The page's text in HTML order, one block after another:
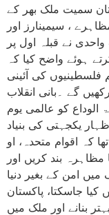
سمیت ملک بھر کے
، سیمینارز اور
نے قبلہ اول پر
ہوئے واضح کیا کہ
فلسطینیوں کی آئینی
گے ۔بانی انقلاب
کو عالمی یوم
یکجہتی کی بنیاد
کہ اقوام متحدہ، او
بند کریں اور
میں امن کے بغیر دنیا
کیا جاسکتا، پاکستان
بنانے اور ملک میں